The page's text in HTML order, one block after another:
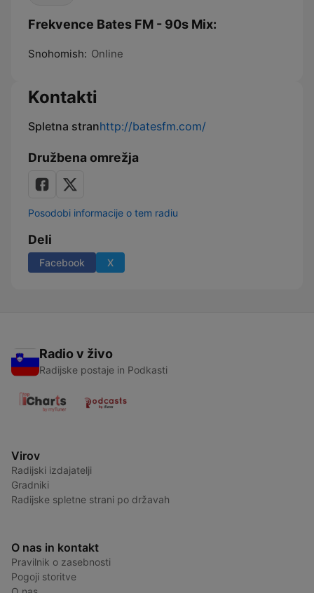
Frekvence Bates FM - 90s Mix:
Snohomish: Online
Kontakti
Spletna stranhttp://batesfm.com/
Družbena omrežja
Posodobi informacije o tem radiu
Deli
Facebook X
Radio v živo
Radijske postaje in Podkasti
Virov
Radijski izdajatelji
Gradniki
Radijske spletne strani po državah
O nas in kontakt
Pravilnik o zasebnosti
Pogoji storitve